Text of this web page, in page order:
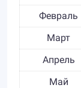
Февраль
Март
Апрель
Май